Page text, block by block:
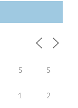
S S
1 2